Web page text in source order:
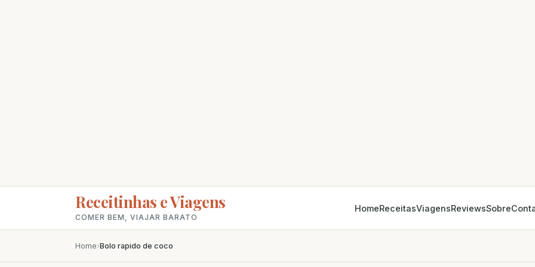
Receitinhas e Viagens
COMER BEM, VIAJAR BARATO
HomeReceitasViagensReviewsSobre
Home›Bolo rapido de coco